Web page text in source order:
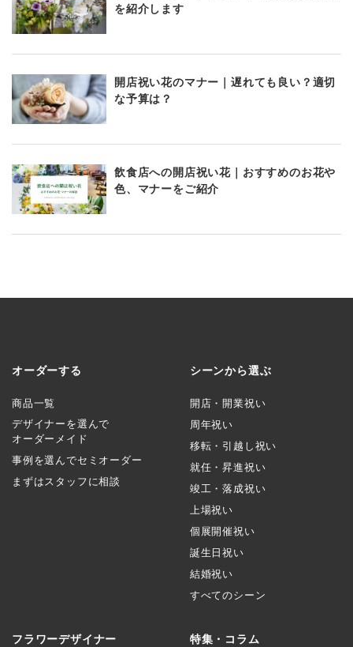
を紹介します
開店祝い花のマナー｜遅れても良い？適切
な予算は？
飲食店への開店祝い花｜おすすめのお花や
色、マナーをご紹介
オーダーする
商品一覧
デザイナーを選んで
オーダーメイド
事例を選んでセミオーダー
まずはスタッフに相談
シーンから選ぶ
開店・開業祝い
周年祝い
移転・引越し祝い
就任・昇進祝い
竣工・落成祝い
上場祝い
個展開催祝い
誕生日祝い
結婚祝い
すべてのシーン
フラワーデザイナー 特集・コラム